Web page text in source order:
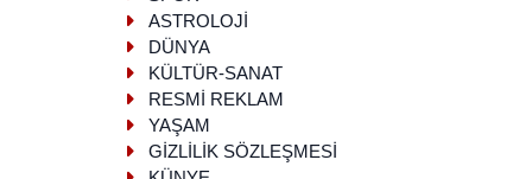
ASTROLOJİ
DÜNYA
KÜLTÜR-SANAT
RESMİ REKLAM
YAŞAM
GİZLİLİK SÖZLEŞMESİ